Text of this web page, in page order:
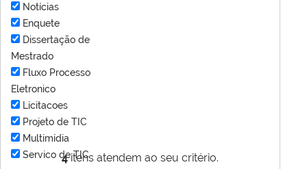
4itens atendem ao seu critério.
Notícias
Enquete
Dissertação de
Mestrado
Fluxo Processo
Eletronico
Licitacoes
Projeto de TIC
Multimídia
Servico de TIC